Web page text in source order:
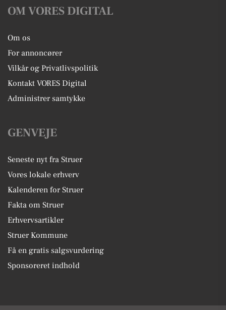
OM VORES DIGITAL
Om os
For annoncører
Vilkår og Privatlivspolitik
Kontakt VORES Digital
Administrer samtykke
GENVEJE
Seneste nyt fra Struer
Vores lokale erhverv
Kalenderen for Struer
Fakta om Struer
Erhvervsartikler
Struer Kommune
Få en gratis salgsvurdering
Sponsoreret indhold